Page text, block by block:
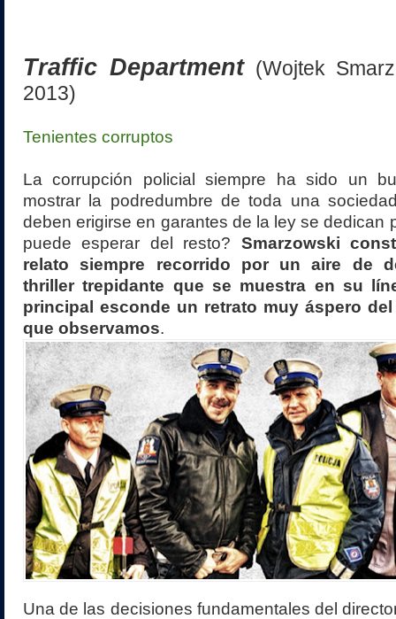
Traffic Department (Wojtek
2013)
Tenientes corruptos
La corrupción policial siempre ha sido un
mostrar la podredumbre de toda una
deben erigirse en garantes de la ley se dedican
puede esperar del resto? Smarzowski
relato siempre recorrido por un aire de
thriller trepidante que se muestra en su
principal esconde un retrato muy áspero
que observamos.
Una de las decisiones fundamentales del